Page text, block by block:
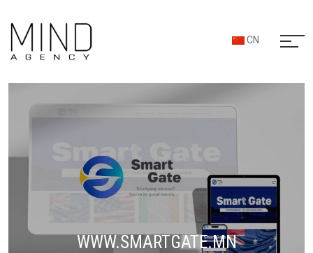
CN
WWW.SMARTGATE.MN